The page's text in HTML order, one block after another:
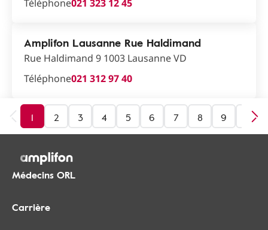
Téléphone021 323 12 45
Amplifon Lausanne Rue Haldimand
Rue Haldimand 9 1003 Lausanne VD
Téléphone021 312 97 40
1 2 3 4 5 6 7 8 9 10
Médecins ORL
Carrière